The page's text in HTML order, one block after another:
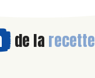
de la recette